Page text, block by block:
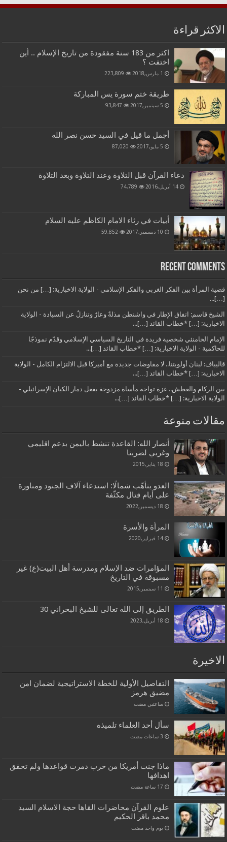
الاكثر قراءة
اكثر من 183 سنة مفقودة من تاريخ الإسلام .. أين
اختفت ؟
1 مارس,2018 223,809
طريقة ختم سورة يس المباركة
5 سبتمبر,2017 93,847
أجمل ما قيل في السيد حسن نصر الله
5 مايو,2017 87,020
دعاء القرآن قبل التلاوة وعند التلاوة وبعد التلاوة
14 أبريل,2016 74,789
أبيات في رثاء الامام الكاظم عليه السلام
10 ديسمبر,2017 59,852
Recent Comments
قضية المرأة بين الفكر الغربي والفكر الإسلامي - الولاية الاخبارية: […] من نحن
[…]...
الشيخ قاسم: اتفاق الإطار في واشنطن مذلةٌ وعارٌ وتنازلٌ عن السيادة - الولاية
الاخبارية: […] *خطاب القائد […]...
الإمام الخامنئي شخصية فريدة في التاريخ السياسي الإسلامي وقدّم نموذجًا
للحاكمية - الولاية الاخبارية: […] *خطاب القائد […]...
قاليباف: لبنان أولويتنا.. لا مفاوضات جديدة مع أميركا قبل الالتزام الكامل - الولاية
الاخبارية: […] *خطاب القائد […]...
بين الركام والعطش.. غزة تواجه مأساة مزدوجة بفعل دمار الكيان الإسرائيلي -
الولاية الاخبارية: […] *خطاب القائد […]...
مقالات منوعة
أنصار الله: القاعدة تنشط باليمن بدعم اقليمي
وغربي لضربنا
18 يناير,2015
العدو يتأهّب شمالًا: استدعاء آلاف الجنود ومناورة
على أيام قتال مكثّفة
18 ديسمبر,2022
المرأة والأسرة
14 فبراير,2020
المؤامرات ضد الإسلام ومدرسة أهل البيت(ع) غير
مسبوقة في التاريخ
11 سبتمبر,2015
الطريق إلى الله تعالى للشيخ البحراني 30
18 أبريل,2023
الاخيرة
التفاصيل الأولية للخطة الاستراتيجية لضمان امن
مضيق هرمز
‏ساعتين مضت
سأل أحد العلماء تلميذه
ماذا جنت أمريكا من حرب دمرت قواعدها ولم تحقق
اهدافها
علوم القرآن محاضرات القاها حجة الاسلام السيد
محمد باقر الحكيم
‏يوم واحد مضت